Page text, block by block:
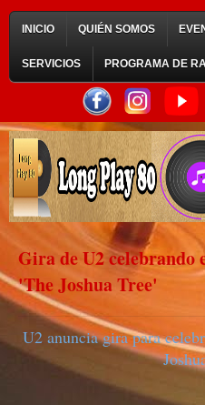
INICIO QUIÉN SOMOS
SERVICIOS PROGRAMA DE
Gira de U2 celebrando
'The Joshua Tree'
U2 anuncia gira para